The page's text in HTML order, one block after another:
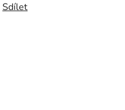
Sdílet